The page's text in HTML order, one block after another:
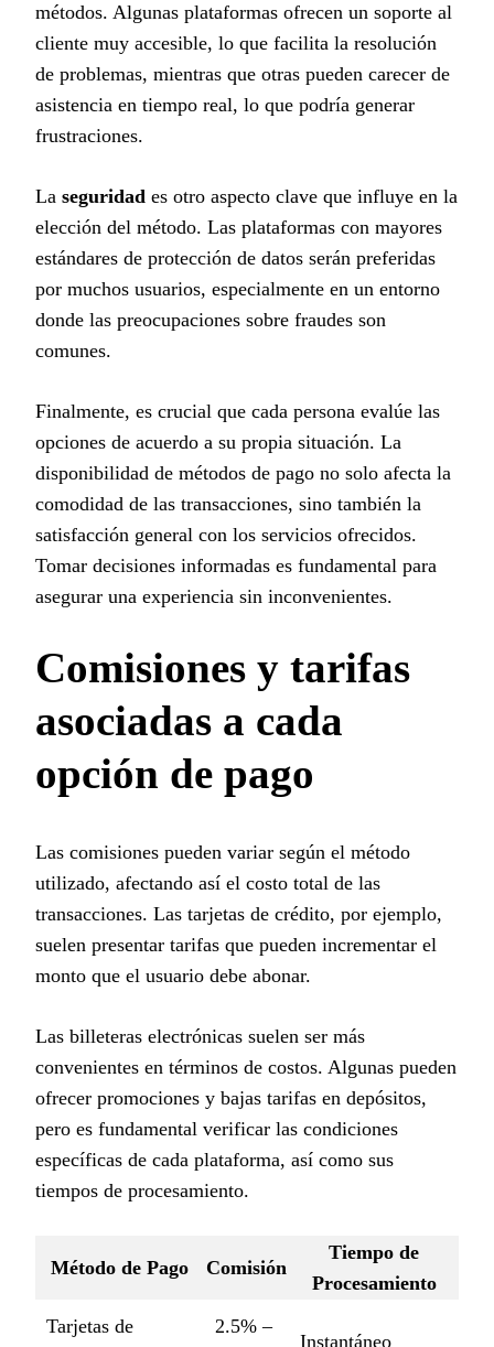
métodos. Algunas plataformas ofrecen un soporte al
cliente muy accesible, lo que facilita la resolución
de problemas, mientras que otras pueden carecer de
asistencia en tiempo real, lo que podría generar
frustraciones.
La seguridad es otro aspecto clave que influye en la
elección del método. Las plataformas con mayores
estándares de protección de datos serán preferidas
por muchos usuarios, especialmente en un entorno
donde las preocupaciones sobre fraudes son
comunes.
Finalmente, es crucial que cada persona evalúe las
opciones de acuerdo a su propia situación. La
disponibilidad de métodos de pago no solo afecta la
comodidad de las transacciones, sino también la
satisfacción general con los servicios ofrecidos.
Tomar decisiones informadas es fundamental para
asegurar una experiencia sin inconvenientes.
Comisiones y tarifas
asociadas a cada
opción de pago
Las comisiones pueden variar según el método
utilizado, afectando así el costo total de las
transacciones. Las tarjetas de crédito, por ejemplo,
suelen presentar tarifas que pueden incrementar el
monto que el usuario debe abonar.
Las billeteras electrónicas suelen ser más
convenientes en términos de costos. Algunas pueden
ofrecer promociones y bajas tarifas en depósitos,
pero es fundamental verificar las condiciones
específicas de cada plataforma, así como sus
tiempos de procesamiento.
Método de Pago Comisión
Tiempo de
Procesamiento
Tarjetas de
2.5% –
Instantáneo